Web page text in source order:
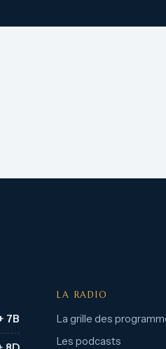
7B
LA RADIO
La grille des
Les podcasts